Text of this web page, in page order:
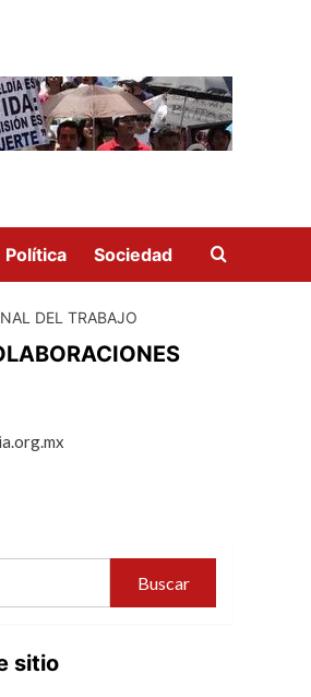
Política Sociedad
DEL TRABAJO
sitio